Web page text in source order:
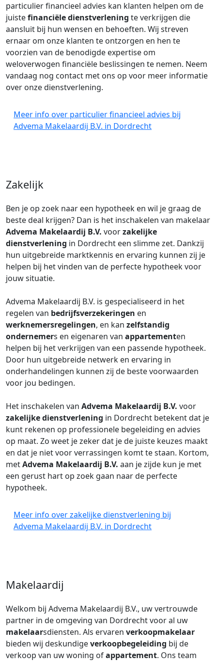
particulier financieel advies kan klanten helpen om de
juistefinanciële dienstverlening te verkrijgen die
aansluit bij hun wensen en behoeften. Wij streven
ernaar om onze klanten te ontzorgen en hen te
voorzien van de benodigde expertise om
weloverwogen financiële beslissingen te nemen. Neem
vandaag nog contact met ons op voor meer informatie
over onze dienstverlening.
Meer info over particulier financieel advies bij
Advema Makelaardij B.V. in Dordrecht
Zakelijk
Ben je op zoek naar een hypotheek en wil je graag de
beste deal krijgen? Dan is het inschakelen van makelaar
Advema Makelaardij B.V. voorzakelijke
dienstverlening in Dordrecht een slimme zet. Dankzij
hun uitgebreide marktkennis en ervaring kunnen zij je
helpen bij het vinden van de perfecte hypotheek voor
jouw situatie.
Advema Makelaardij B.V. is gespecialiseerd in het
regelen van bedrijfsverzekeringen en
werknemersregelingen, en kan zelfstandig
ondernemers en eigenaren van appartementen
helpen bij het verkrijgen van een passende hypotheek.
Door hun uitgebreide netwerk en ervaring in
onderhandelingen kunnen zij de beste voorwaarden
voor jou bedingen.
Het inschakelen van Advema Makelaardij B.V. voor
zakelijke dienstverlening in Dordrecht betekent dat je
kunt rekenen op professionele begeleiding en advies
op maat. Zo weet je zeker dat je de juiste keuzes maakt
en dat je niet voor verrassingen komt te staan. Kortom,
metAdvema Makelaardij B.V. aan je zijde kun je met
een gerust hart op zoek gaan naar de perfecte
hypotheek.
Meer info over zakelijke dienstverlening bij
Advema Makelaardij B.V. in Dordrecht
Makelaardij
Welkom bij Advema Makelaardij B.V., uw vertrouwde
partner in de omgeving van Dordrecht voor al uw
makelaarsdiensten. Als ervaren verkoopmakelaar
bieden wij deskundigeverkoopbegeleiding bij de
verkoop van uw woning ofappartement. Ons team